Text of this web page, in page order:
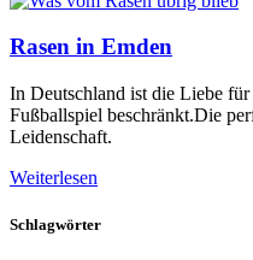
Rasen in Emden
In Deutschland ist die Liebe für
Fußballspiel beschränkt.Die
Leidenschaft.
Weiterlesen
Schlagwörter